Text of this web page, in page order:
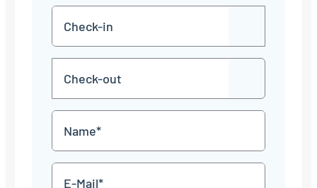
in
TT
Punkt
MM
JJJJ
TT
Punkt
MM
JJJJ